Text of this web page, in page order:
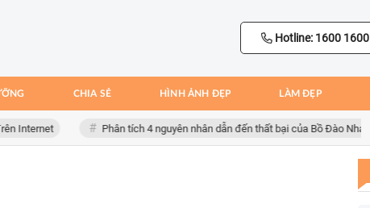
Hotline: 1600 1600
CHIA SẺ HÌNH ẢNH ĐẸP LÀM ĐẸP
Phân tích 4 nguyên nhân dẫn đến thất bại của Bồ Đào Nha